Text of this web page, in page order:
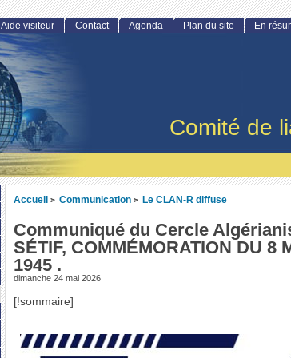
Comité de
Accueil > Communication > Le CLAN-R diffuse
Communiqué du Cercle
SÉTIF, COMMÉMORATION DU 8
1945 .
dimanche 24 mai 2026
[!sommaire]
Aide visiteur Contact Agenda Plan du site En